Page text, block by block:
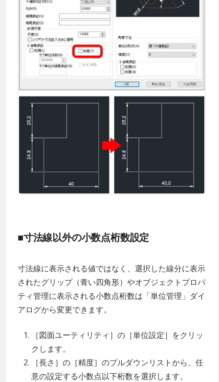
■寸法線以外の小数点桁数設定
寸法線に表示される値ではなく、選択した線分に表示
されたグリップ（青い四角形）やオブジェクトプロパ
ティ管理に表示される小数点桁数は「単位管理」ダイ
アログから変更できます。
［図面ユーティリティ］の［単位設定］をクリッ
クします。
［長さ］の［精度］のプルダウンリストから、任
意の設定する小数点以下桁数を選択します。